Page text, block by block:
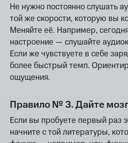
Не нужно постоянно слушать
той же скорости, которую вы
Меняйте её. Например,
настроение — слушайте
Если же чувствуете в себе
более быстрый темп.
ощущения.
Правило № 3. Дайте
Если вы пробуете первый раз
начните с той литературы,